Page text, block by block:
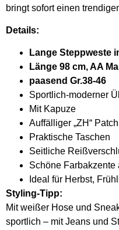
bringt sofort einen
Details:
Lange Steppweste
Länge 98 cm, AA
paasend Gr.38-46
Sportlich-moderner
Mit Kapuze
Auffälliger „ZH“
Praktische Taschen
Seitliche
Schöne Farbakzente
Ideal für Herbst,
Styling-Tipp:
Mit weißer Hose und
sportlich – mit Jeans und